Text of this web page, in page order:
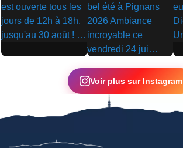
▶
▶
▶
Voir plus sur Instagram